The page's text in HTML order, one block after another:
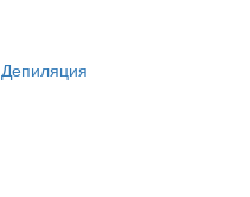
Депиляция